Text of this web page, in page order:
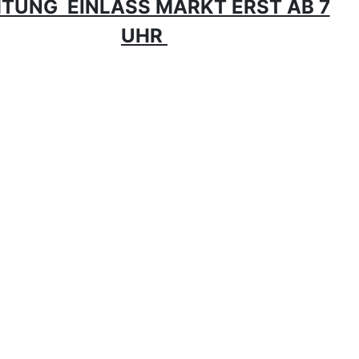
EINLASS MARKT ERST AB 7
UHR